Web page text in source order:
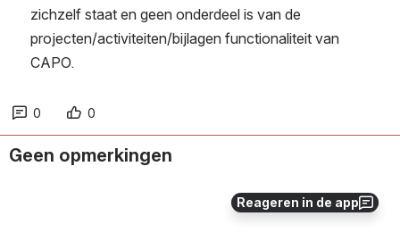
Reageren in de app
zichzelf staat en geen onderdeel is van de
projecten/activiteiten/bijlagen functionaliteit van
CAPO.
0 0
Geen opmerkingen